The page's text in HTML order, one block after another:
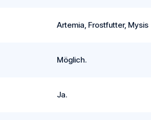
Artemia, Frostfutter, Mysis
Möglich.
Ja.